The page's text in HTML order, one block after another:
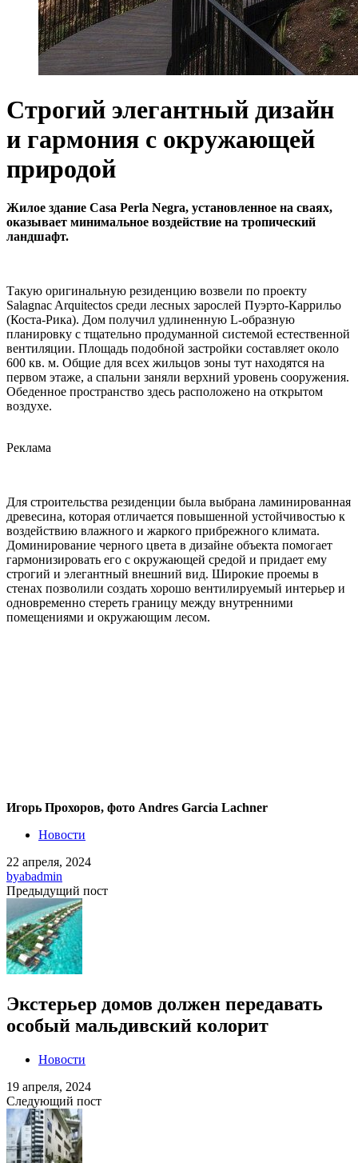
Строгий элегантный дизайн
и гармония с окружающей
природой
Жилое здание Casa Perla Negra, установленное на сваях,
оказывает минимальное воздействие на тропический
ландшафт.
Такую оригинальную резиденцию возвели по проекту
Salagnac Arquitectos среди лесных зарослей Пуэрто-Каррильо
(Коста-Рика). Дом получил удлиненную L-образную
планировку с тщательно продуманной системой естественной
вентиляции. Площадь подобной застройки составляет около
600 кв. м. Общие для всех жильцов зоны тут находятся на
первом этаже, а спальни заняли верхний уровень сооружения.
Обеденное пространство здесь расположено на открытом
воздухе.
Реклама
Для строительства резиденции была выбрана ламинированная
древесина, которая отличается повышенной устойчивостью к
воздействию влажного и жаркого прибрежного климата.
Доминирование черного цвета в дизайне объекта помогает
гармонизировать его с окружающей средой и придает ему
строгий и элегантный внешний вид. Широкие проемы в
стенах позволили создать хорошо вентилируемый интерьер и
одновременно стереть границу между внутренними
помещениями и окружающим лесом.
Игорь Прохоров, фото Andres Garcia Lachner
Новости
22 апреля, 2024
byabadmin
Предыдущий пост
Экстерьер домов должен передавать
особый мальдивский колорит
Новости
19 апреля, 2024
Следующий пост